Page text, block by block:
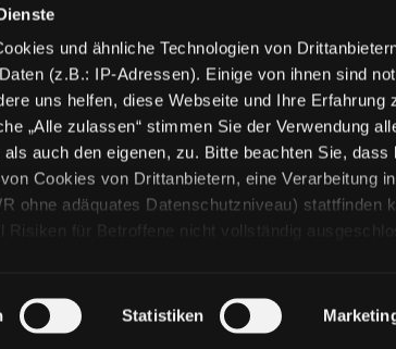
und ähnliche Technologien von
(z.B.: IP-Adressen). Einige von ihnen sind
uns helfen, diese Webseite und Ihre Erfahrung
„Alle zulassen“ stimmen Sie der Verwendung
auch den eigenen, zu. Bitte beachten Sie, dass
Cookies von Drittanbietern, eine Verarbeitung
ohne adäquates Datenschutzniveau) stattfinden
Risiken für Betroffene nicht vollständig
den verschiedenen Kategorien von Cookies und
Sie über unsere „Cookie-Einstellungen“ unter
Statistiken